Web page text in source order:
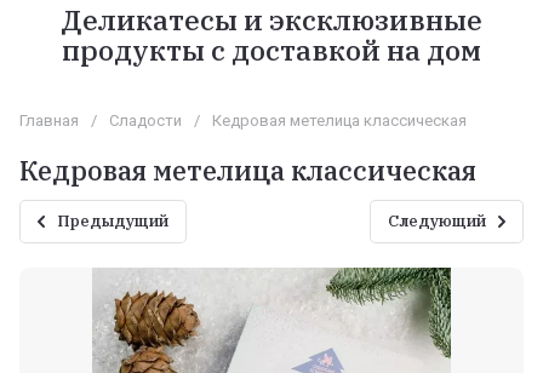
Деликатесы и эксклюзивные
продукты с доставкой на дом
Главная / Сладости / Кедровая метелица классическая
Кедровая метелица классическая
Предыдущий Следующий